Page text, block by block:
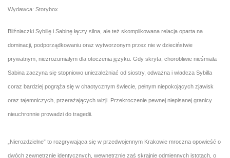
Wydawca: Storybox
Bliźniaczki Sybillę i Sabinę łączy silna, ale też skomplikowana relacja oparta na
dominacji, podporządkowaniu oraz wytworzonym przez nie w dzieciństwie
prywatnym, niezrozumiałym dla otoczenia języku. Gdy skryta, chorobliwie nieśmiała
Sabina zaczyna się stopniowo uniezależniać od siostry, odważna i władcza Sybilla
coraz bardziej pogrąża się w chaotycznym świecie, pełnym niepokojących zjawisk
oraz tajemniczych, przerażających wizji. Przekroczenie pewnej niepisanej granicy
nieuchronnie prowadzi do tragedii.
„Nierozdzielne” to rozgrywająca się w przedwojennym Krakowie mroczna opowieść o
dwóch zewnętrznie identycznych, wewnętrznie zaś skrajnie odmiennych istotach, o